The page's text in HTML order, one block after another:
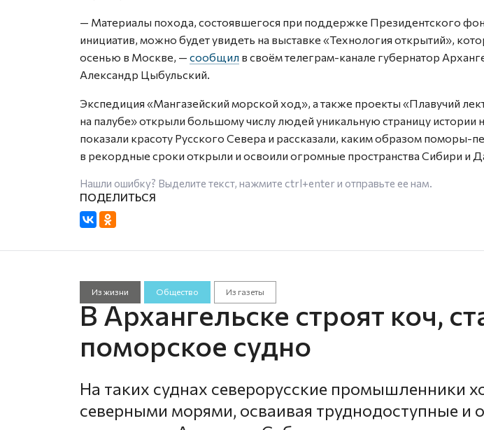
— Материалы похода, состоявшегося при поддержке Президентского
инициатив, можно будет увидеть на выставке «Технология открытий»,
осенью в Москве, — сообщил в своём телеграм-канале губернатор
Александр Цыбульский.
Экспедиция «Мангазейский морской ход», а также проекты «Плавучий
на палубе» открыли большому числу людей уникальную страницу
показали красоту Русского Севера и рассказали, каким образом поморы-
в рекордные сроки открыли и освоили огромные пространства Сибири и
Нашли ошибку? Выделите текст, нажмите ctrl+enterи отправьте ее нам.
Из жизни Общество Из газеты
В Архангельске строят коч,
поморское судно
На таких суднах северорусские промышленники
северными морями, осваивая труднодоступные и